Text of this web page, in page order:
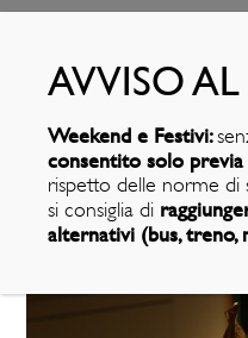
Weekend e Festivi:
consentito solo
rispetto delle norme di
si consiglia di
alternativi (bus, treno,